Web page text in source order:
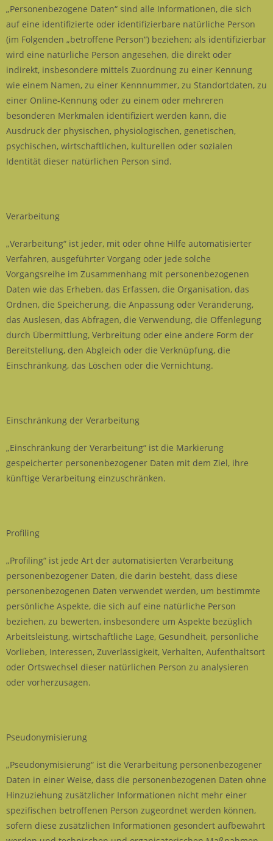
„Personenbezogene Daten“ sind alle Informationen, die sich
auf eine identifizierte oder identifizierbare natürliche Person
(im Folgenden „betroffene Person“) beziehen; als identifizierbar
wird eine natürliche Person angesehen, die direkt oder
indirekt, insbesondere mittels Zuordnung zu einer Kennung
wie einem Namen, zu einer Kennnummer, zu Standortdaten, zu
einer Online-Kennung oder zu einem oder mehreren
besonderen Merkmalen identifiziert werden kann, die
Ausdruck der physischen, physiologischen, genetischen,
psychischen, wirtschaftlichen, kulturellen oder sozialen
Identität dieser natürlichen Person sind.
Verarbeitung
„Verarbeitung“ ist jeder, mit oder ohne Hilfe automatisierter
Verfahren, ausgeführter Vorgang oder jede solche
Vorgangsreihe im Zusammenhang mit personenbezogenen
Daten wie das Erheben, das Erfassen, die Organisation, das
Ordnen, die Speicherung, die Anpassung oder Veränderung,
das Auslesen, das Abfragen, die Verwendung, die Offenlegung
durch Übermittlung, Verbreitung oder eine andere Form der
Bereitstellung, den Abgleich oder die Verknüpfung, die
Einschränkung, das Löschen oder die Vernichtung.
Einschränkung der Verarbeitung
„Einschränkung der Verarbeitung“ ist die Markierung
gespeicherter personenbezogener Daten mit dem Ziel, ihre
künftige Verarbeitung einzuschränken.
Profiling
„Profiling“ ist jede Art der automatisierten Verarbeitung
personenbezogener Daten, die darin besteht, dass diese
personenbezogenen Daten verwendet werden, um bestimmte
persönliche Aspekte, die sich auf eine natürliche Person
beziehen, zu bewerten, insbesondere um Aspekte bezüglich
Arbeitsleistung, wirtschaftliche Lage, Gesundheit, persönliche
Vorlieben, Interessen, Zuverlässigkeit, Verhalten, Aufenthaltsort
oder Ortswechsel dieser natürlichen Person zu analysieren
oder vorherzusagen.
Pseudonymisierung
„Pseudonymisierung“ ist die Verarbeitung personenbezogener
Daten in einer Weise, dass die personenbezogenen Daten ohne
Hinzuziehung zusätzlicher Informationen nicht mehr einer
spezifischen betroffenen Person zugeordnet werden können,
sofern diese zusätzlichen Informationen gesondert aufbewahrt